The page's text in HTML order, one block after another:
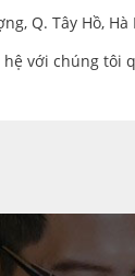
Q. Tây Hồ, Hà
với chúng tôi